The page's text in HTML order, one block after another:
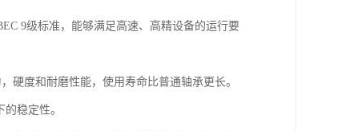
9级标准，能够满足高速、高精设备的运行要
硬度和耐磨性能，使用寿命比普通轴承更长。
稳定性。